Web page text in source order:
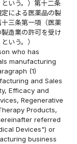
いう。）第十二条
による医薬品の製
三条第一項（医薬
造業の許可を受け
いう。）
who has
manufacturing
(1)
and Sales
Efficacy and
Regenerative
Products,
referred
Devices") or
business